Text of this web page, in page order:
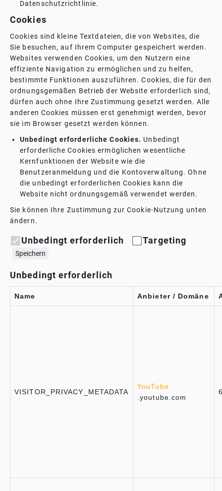
Datenschutzrichtlinie.
Cookies
Cookies sind kleine Textdateien, die von Websites, die
Sie besuchen, auf Ihrem Computer gespeichert werden.
Websites verwenden Cookies, um den Nutzern eine
effiziente Navigation zu ermöglichen und zu helfen,
bestimmte Funktionen auszuführen. Cookies, die für den
ordnungsgemäßen Betrieb der Website erforderlich sind,
dürfen auch ohne Ihre Zustimmung gesetzt werden. Alle
anderen Cookies müssen erst genehmigt werden, bevor
sie im Browser gesetzt werden können.
Unbedingt erforderliche Cookies. Unbedingt
erforderliche Cookies ermöglichen wesentliche
Kernfunktionen der Website wie die
Benutzeranmeldung und die Kontoverwaltung. Ohne
die unbedingt erforderlichen Cookies kann die
Website nicht ordnungsgemäß verwendet werden.
Sie können Ihre Zustimmung zur Cookie-Nutzung unten
ändern.
Unbedingt erforderlich Targeting
Speichern
Unbedingt erforderlich
Name Anbieter / Domäne
VISITOR_PRIVACY_METADATA
YouTube
.youtube.com